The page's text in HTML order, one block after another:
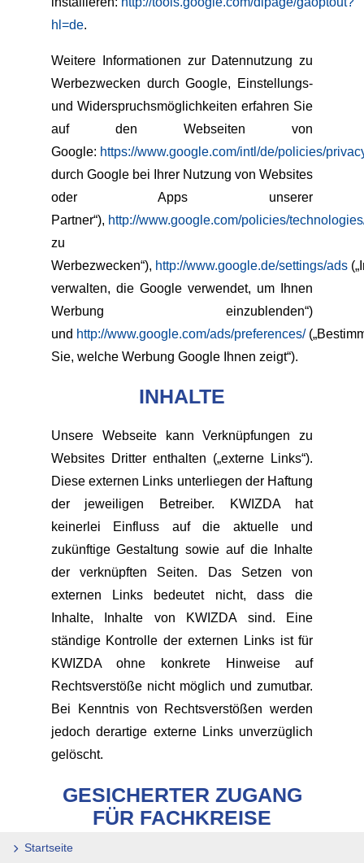
Startseite
hl=de.
Weitere Informationen zur Datennutzung zu
Werbezwecken durch Google, Einstellungs-
und Widerspruchsmöglichkeiten erfahren Sie
auf den Webseiten von
Google: https://www.google.com/intl/de/policies/
durch Google bei Ihrer Nutzung von Websites
oder Apps unserer
Partner“), http://www.google.com/policies/
zu
Werbezwecken“), http://www.google.de/settings/ads
verwalten, die Google verwendet, um Ihnen
Werbung einzublenden“)
und http://www.google.com/ads/preferences/
Sie, welche Werbung Google Ihnen zeigt“).
INHALTE
Unsere Webseite kann Verknüpfungen zu
Websites Dritter enthalten („externe Links“).
Diese externen Links unterliegen der Haftung
der jeweiligen Betreiber. KWIZDA hat
keinerlei Einfluss auf die aktuelle und
zukünftige Gestaltung sowie auf die Inhalte
der verknüpften Seiten. Das Setzen von
externen Links bedeutet nicht, dass die
Inhalte, Inhalte von KWIZDA sind. Eine
ständige Kontrolle der externen Links ist für
KWIZDA ohne konkrete Hinweise auf
Rechtsverstöße nicht möglich und zumutbar.
Bei Kenntnis von Rechtsverstößen werden
jedoch derartige externe Links unverzüglich
gelöscht.
GESICHERTER ZUGANG
FÜR FACHKREISE